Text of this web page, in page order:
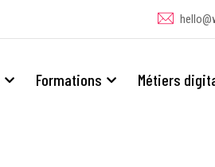
Formations Métiers